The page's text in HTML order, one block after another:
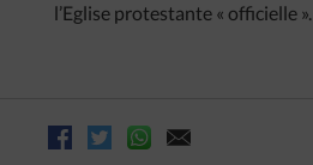
l’Eglise protestante « officielle ».